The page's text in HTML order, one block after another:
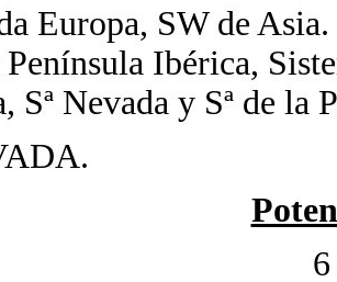
Europa, SW de Asia.
Ibérica,
Sª Nevada y Sª de la